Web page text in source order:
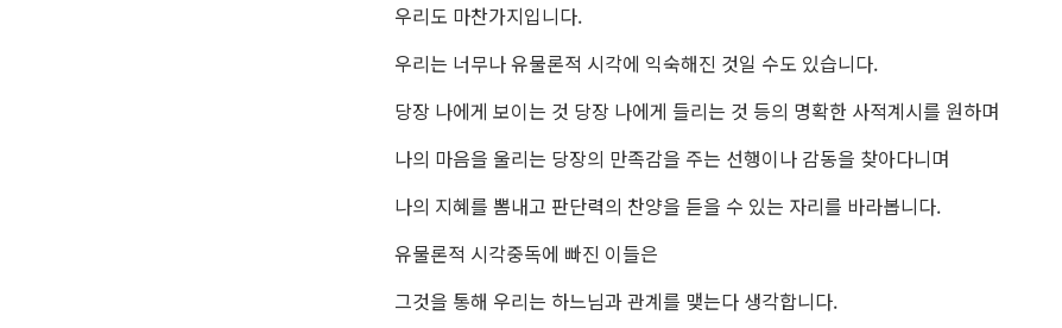
우리도 마찬가지입니다.
우리는 너무나 유물론적 시각에 익숙해진 것일 수도 있습니다.
당장 나에게 보이는 것 당장 나에게 들리는 것 등의 명확한 사적계시를 원하며
나의 마음을 울리는 당장의 만족감을 주는 선행이나 감동을 찾아다니며
나의 지혜를 뽐내고 판단력의 찬양을 듣을 수 있는 자리를 바라봅니다.
유물론적 시각중독에 빠진 이들은
그것을 통해 우리는 하느님과 관계를 맺는다 생각합니다.